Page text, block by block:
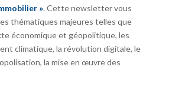
». Cette newsletter vous
thématiques majeures telles que
économique et géopolitique, les
climatique, la révolution digitale, le
la mise en œuvre des